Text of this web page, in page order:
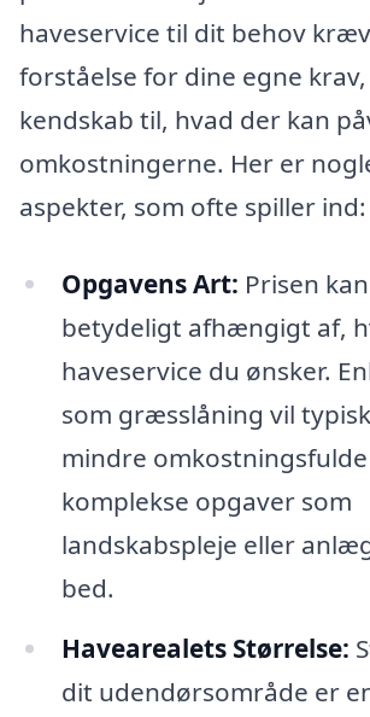
haveservice til dit behov
forståelse for dine egne
kendskab til, hvad der kan
omkostningerne. Her er
aspekter, som ofte spiller ind:
Opgavens Art: Prisen
betydeligt afhængigt af,
haveservice du ønsker.
som græsslåning vil
mindre
komplekse opgaver som
landskabspleje eller
bed.
Havearealets Størrelse:
dit udendørsområde er